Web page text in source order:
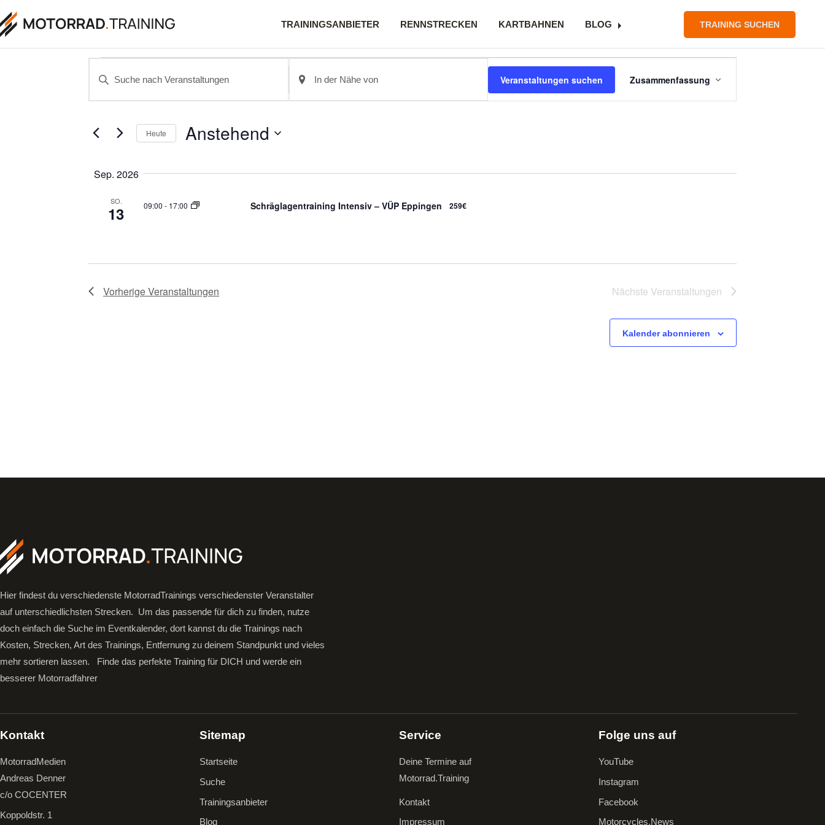
TRAININGSANBIETER RENNSTRECKEN KARTBAHNEN BLOG TRAINING SUCHEN
Veranstaltungen
Suche
Ansichten,
Schlüsselwort
eingeben.
nach
eingeben.
Suche
nach
Veranstaltungen.
Veranstaltungen suchen Zusammenfassung
Heute Anstehend
Sep. 2026
SO.
13 09:00 - 17:00 Schräglagentraining Intensiv – VÜP Eppingen 259€
VorherigeVeranstaltungen Nächste Veranstaltungen
Kalender abonnieren
Hier findest du verschiedenste MotorradTrainings verschiedenster Veranstalter
auf unterschiedlichsten Strecken. Um das passende für dich zu finden, nutze
doch einfach die Suche im Eventkalender, dort kannst du die Trainings nach
Kosten, Strecken, Art des Trainings, Entfernung zu deinem Standpunkt und vieles
mehr sortieren lassen. Finde das perfekte Training für DICH und werde ein
besserer Motorradfahrer
Kontakt
MotorradMedien
Andreas Denner
c/o COCENTER
Koppoldstr. 1
Sitemap
Startseite
Suche
Trainingsanbieter
Blog
Service
Deine Termine auf
Motorrad.Training
Kontakt
Impressum
Folge uns auf
YouTube
Instagram
Facebook
Motorcycles.News